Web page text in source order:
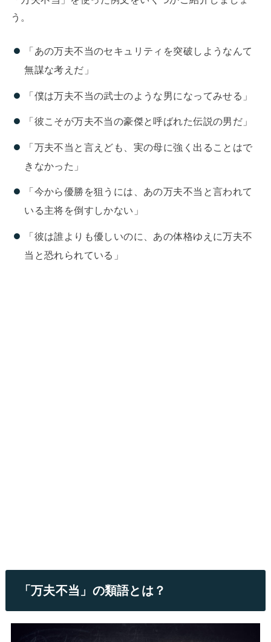
う。
「あの万夫不当のセキュリティを突破しようなんて
無謀な考えだ」
「僕は万夫不当の武士のような男になってみせる」
「彼こそが万夫不当の豪傑と呼ばれた伝説の男だ」
「万夫不当と言えども、実の母に強く出ることはで
きなかった」
「今から優勝を狙うには、あの万夫不当と言われて
いる主将を倒すしかない」
「彼は誰よりも優しいのに、あの体格ゆえに万夫不
当と恐れられている」
「万夫不当」の類語とは？